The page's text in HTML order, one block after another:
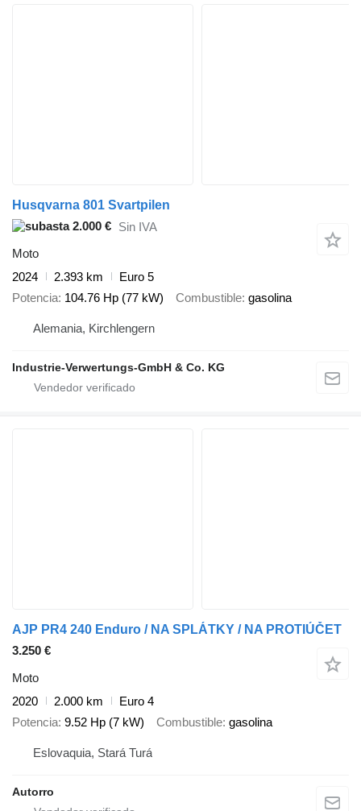
Husqvarna 801 Svartpilen
2.000 € Sin IVA
Moto
2024
2.393 km
Euro 5
Potencia 104.76 Hp (77 kW) Combustible gasolina
Alemania, Kirchlengern
Industrie-Verwertungs-GmbH & Co. KG
AJP PR4 240 Enduro / NA SPLÁTKY / NA PROTIÚČET
3.250 €
Moto
2020
2.000 km
Euro 4
Potencia 9.52 Hp (7 kW) Combustible gasolina
Eslovaquia, Stará Turá
Autorro